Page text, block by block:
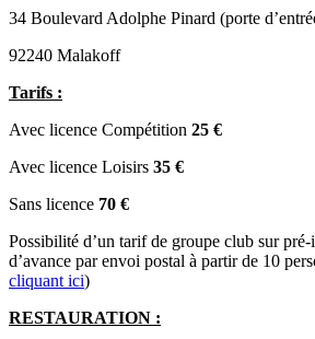
34 Boulevard Adolphe Pinard (porte
92240 Malakoff
Tarifs :
Avec licence Compétition 25 €
Avec licence Loisirs 35 €
Sans licence 70 €
Possibilité d’un tarif de groupe club sur
d’avance par envoi postal à partir de 10
cliquant ici)
RESTAURATION :